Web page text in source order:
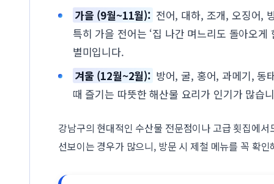
가을 (9월~11월): 전어, 대하, 조개, 오징어,
특히 가을 전어는 ‘집 나간 며느리도 돌아오게
별미입니다.
겨울 (12월~2월): 방어, 굴, 홍어, 과메기, 동
때 즐기는 따뜻한 해산물 요리가 인기가 많습
강남구의 현대적인 수산물 전문점이나 고급 횟집에
선보이는 경우가 많으니, 방문 시 제철 메뉴를 꼭 확